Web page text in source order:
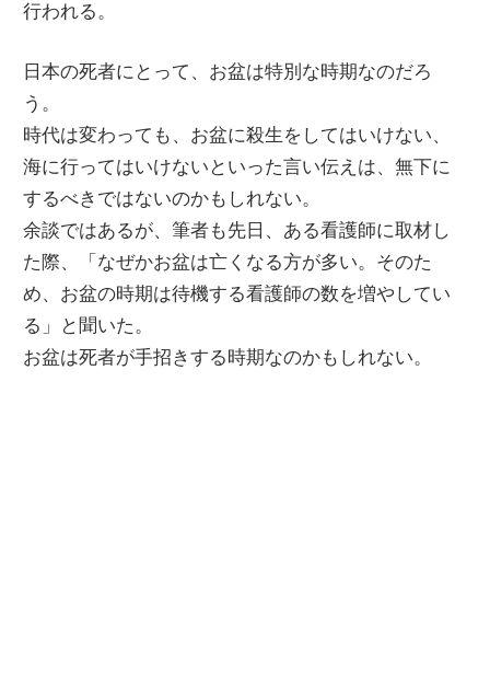
行われる。
日本の死者にとって、お盆は特別な時期なのだろ
う。
時代は変わっても、お盆に殺生をしてはいけない、
海に行ってはいけないといった言い伝えは、無下に
するべきではないのかもしれない。
余談ではあるが、筆者も先日、ある看護師に取材し
た際、「なぜかお盆は亡くなる方が多い。そのた
め、お盆の時期は待機する看護師の数を増やしてい
る」と聞いた。
お盆は死者が手招きする時期なのかもしれない。